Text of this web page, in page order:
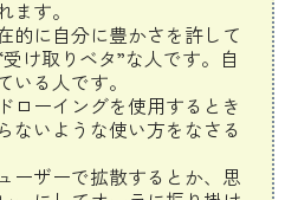
す。
的に自分に豊かさを許して
け取りベタ”な人です。自
る人です。
ローイングを使用するとき
ないような使い方をなさる
ーザーで拡散するとか、思